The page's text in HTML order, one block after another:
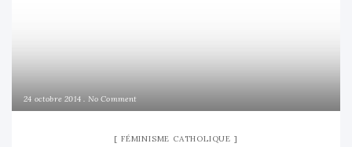
24 octobre 2014 No Comment
FÉMINISME CATHOLIQUE